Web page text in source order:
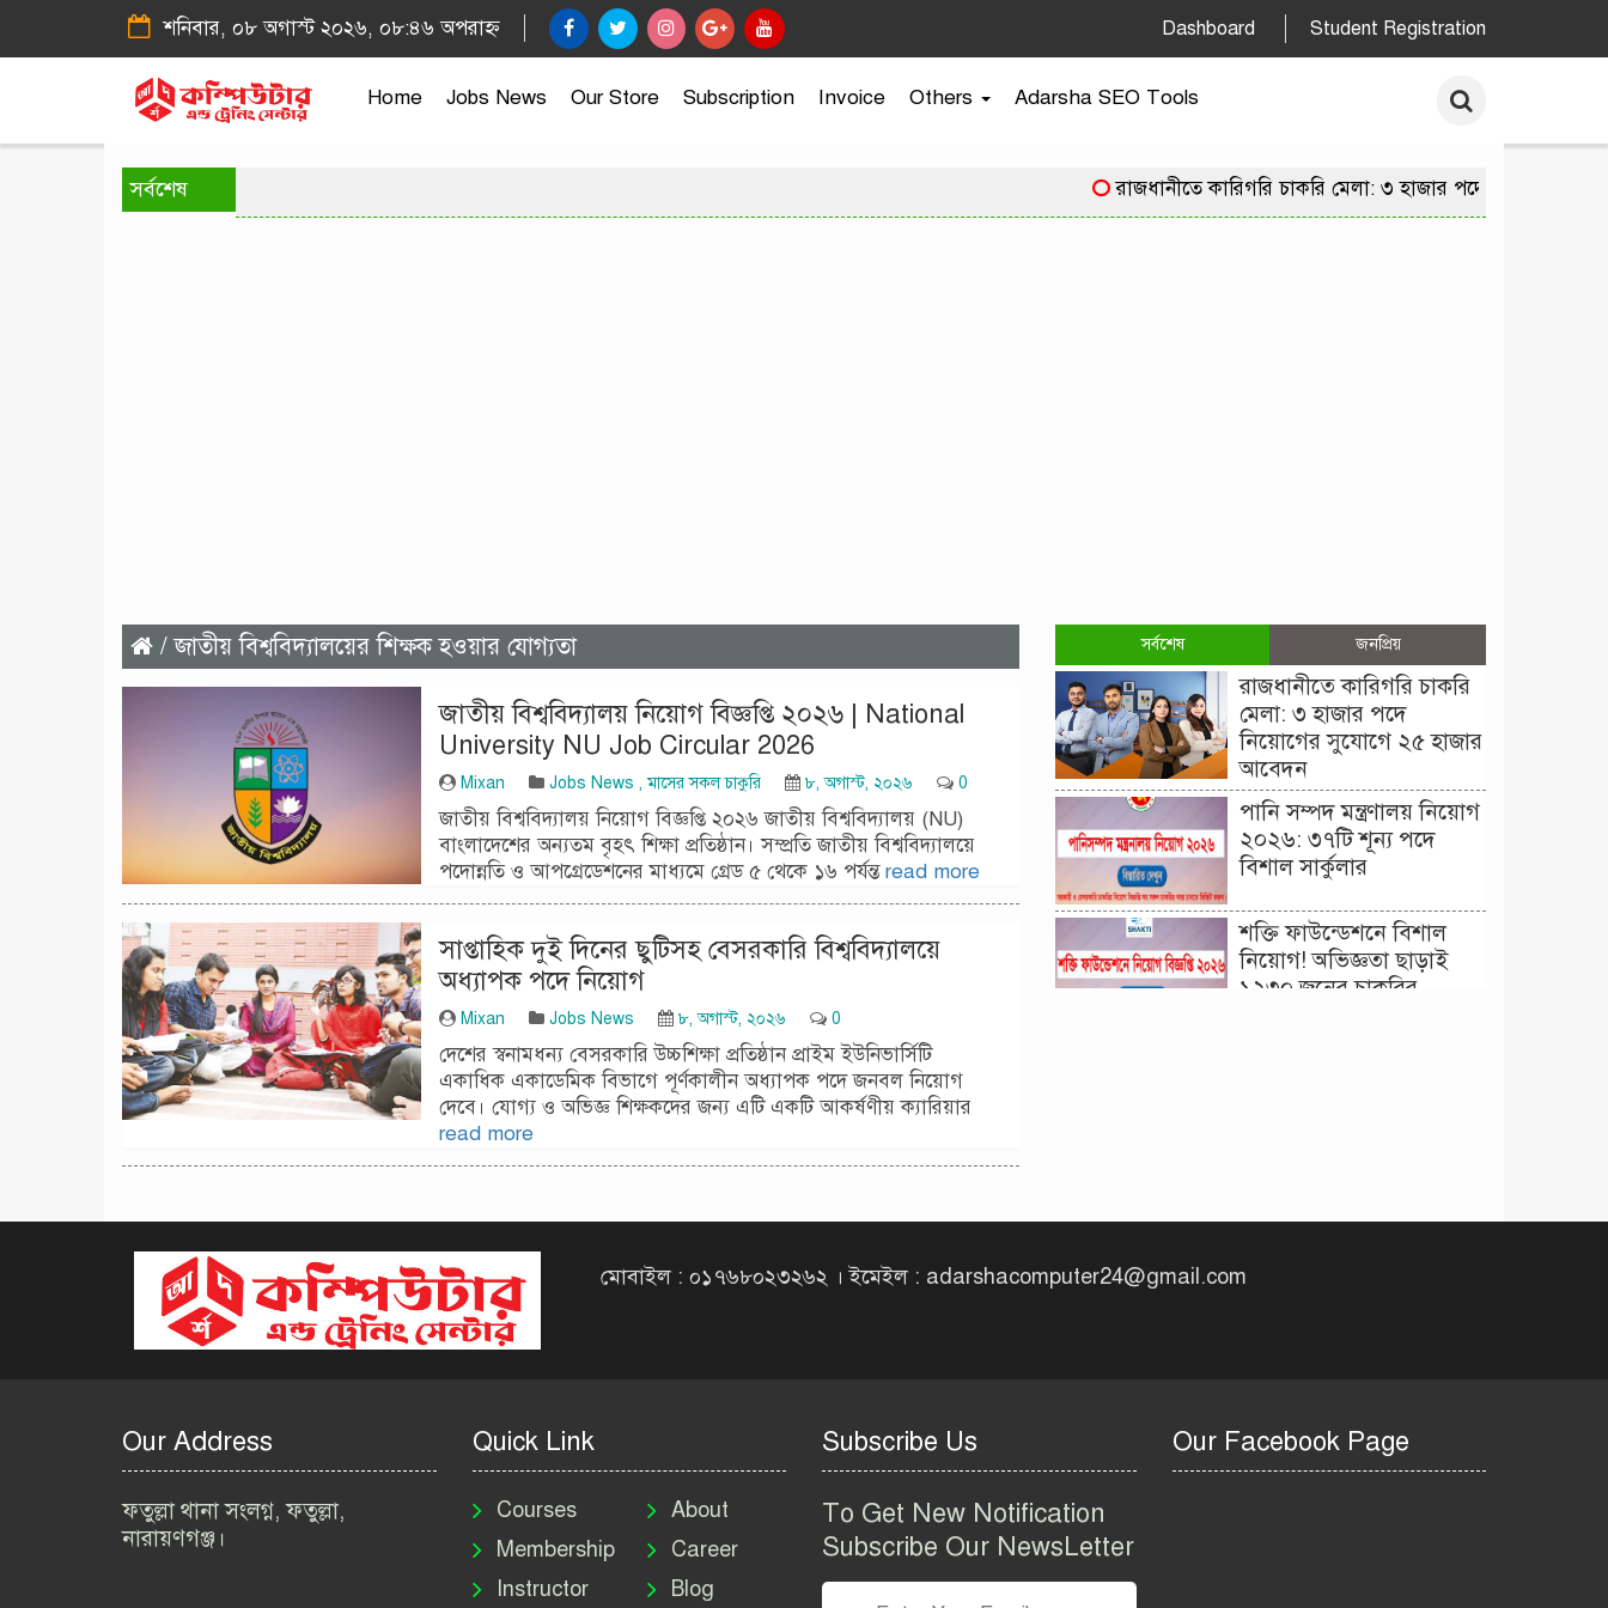
শনিবার, ০৮ অগাস্ট ২০২৬, ০৮:৪৬ অপরাহ্ন Dashboard Student Registration
Home Jobs News Our Store Subscription Invoice Others Adarsha SEO Tools
সর্বশেষ রাজধানীতে কারিগরি চাকরি মেলা: ৩ হাজার পদে নিয়োগের
/ জাতীয় বিশ্ববিদ্যালয়ের শিক্ষক হওয়ার যোগ্যতা
জাতীয় বিশ্ববিদ্যালয় নিয়োগ বিজ্ঞপ্তি ২০২৬ | National
University NU Job Circular 2026
Mixan Jobs News ,মাসের সকল চাকুরি ৮, অগাস্ট, ২০২৬ 0
জাতীয় বিশ্ববিদ্যালয় নিয়োগ বিজ্ঞপ্তি ২০২৬ জাতীয় বিশ্ববিদ্যালয় (NU)
বাংলাদেশের অন্যতম বৃহৎ শিক্ষা প্রতিষ্ঠান। সম্প্রতি জাতীয় বিশ্ববিদ্যালয়ে
পদোন্নতি ও আপগ্রেডেশনের মাধ্যমে গ্রেড ৫ থেকে ১৬ পর্যন্তread more
সাপ্তাহিক দুই দিনের ছুটিসহ বেসরকারি বিশ্ববিদ্যালয়ে
অধ্যাপক পদে নিয়োগ
Mixan Jobs News ৮, অগাস্ট, ২০২৬ 0
দেশের স্বনামধন্য বেসরকারি উচ্চশিক্ষা প্রতিষ্ঠান প্রাইম ইউনিভার্সিটি
একাধিক একাডেমিক বিভাগে পূর্ণকালীন অধ্যাপক পদে জনবল নিয়োগ
দেবে। যোগ্য ও অভিজ্ঞ শিক্ষকদের জন্য এটি একটি আকর্ষণীয় ক্যারিয়ার
read more
সর্বশেষ জনপ্রিয়
রাজধানীতে কারিগরি চাকরি
মেলা: ৩ হাজার পদে
নিয়োগের সুযোগে ২৫ হাজার
আবেদন
পানি সম্পদ মন্ত্রণালয় নিয়োগ
২০২৬: ৩৭টি শূন্য পদে
বিশাল সার্কুলার
শক্তি ফাউন্ডেশনে বিশাল
নিয়োগ! অভিজ্ঞতা ছাড়াই
১২৩০ জনের চাকরির
Circular 2026
বিআইডব্লিউটিএ নিয়োগ
বিজ্ঞপ্তি ২০২৬ | BIWTA
মোবাইল : ০১৭৬৮০২৩২৬২ । ইমেইল : adarshacomputer24@gmail.com
Our Address
ফতুল্লা থানা সংলগ্ন, ফতুল্লা,
নারায়ণগঞ্জ।
Quick Link
Courses
Membership
Instructor
About
Career
Blog
Subscribe Us
To Get New Notification
Subscribe Our NewsLetter
Our Facebook Page